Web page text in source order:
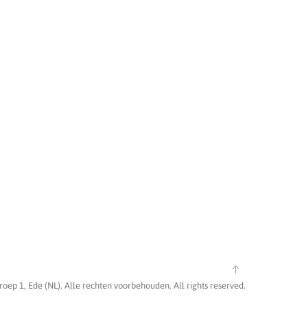
1, Ede (NL). Alle rechten voorbehouden. All rights reserved.